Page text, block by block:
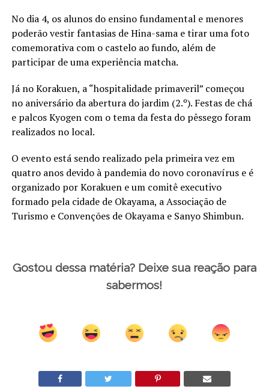
No dia 4, os alunos do ensino fundamental e menores
poderão vestir fantasias de Hina-sama e tirar uma foto
comemorativa com o castelo ao fundo, além de
participar de uma experiência matcha.
Já no Korakuen, a “hospitalidade primaveril” começou
no aniversário da abertura do jardim (2.º). Festas de chá
e palcos Kyogen com o tema da festa do pêssego foram
realizados no local.
O evento está sendo realizado pela primeira vez em
quatro anos devido à pandemia do novo coronavírus e é
organizado por Korakuen e um comitê executivo
formado pela cidade de Okayama, a Associação de
Turismo e Convenções de Okayama e Sanyo Shimbun.
Gostou dessa matéria? Deixe sua reação para
sabermos!